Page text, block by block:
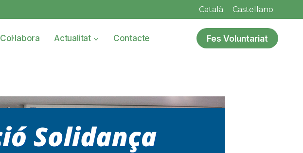
Català Castellano
Col·labora Actualitat Contacte Fes Voluntariat